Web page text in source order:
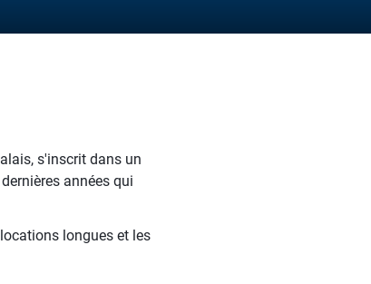
s'inscrit dans un
années qui
longues et les